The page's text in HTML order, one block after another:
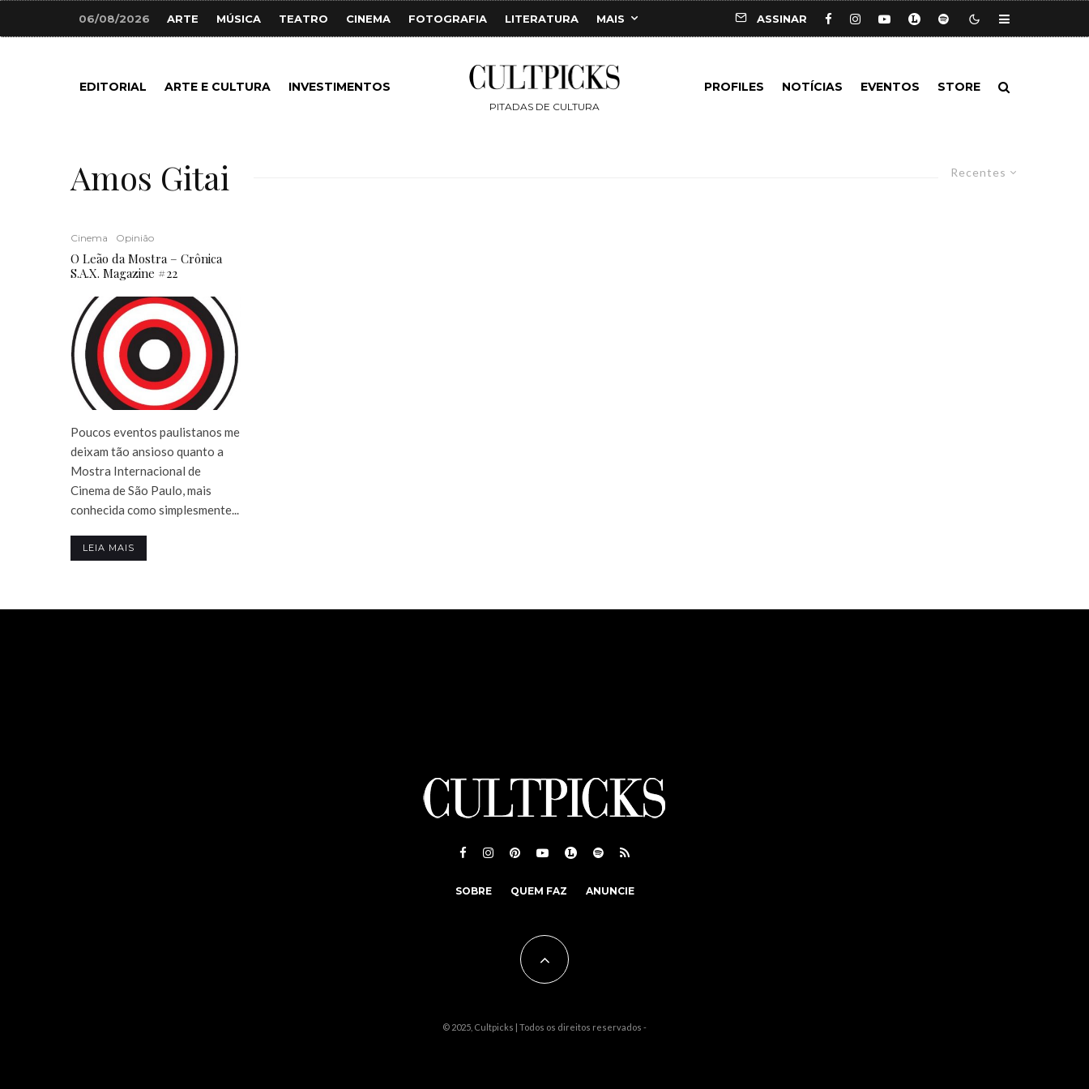
06/08/2026 ARTE MÚSICA TEATRO CINEMA FOTOGRAFIA LITERATURA MAIS ASSINAR
EDITORIAL ARTE E CULTURA INVESTIMENTOS
PITADAS DE CULTURA
PROFILES NOTÍCIAS EVENTOS STORE
Recentes
Amos Gitai
Cinema Opinião
O Leão da Mostra – Crônica
S.A.X. Magazine #22
Poucos eventos paulistanos me
deixam tão ansioso quanto a
Mostra Internacional de
Cinema de São Paulo, mais
conhecida como simplesmente...
LEIA MAIS
SOBRE QUEM FAZ ANUNCIE
© 2025, Cultpicks | Todos os direitos reservados -